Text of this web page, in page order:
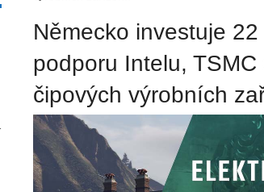
Německo investuje
podporu Intelu,
čipových výrobních